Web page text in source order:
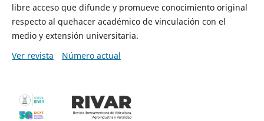
libre acceso que difunde y promueve conocimiento original
respecto al quehacer académico de vinculación con el
medio y extensión universitaria.
Ver revista
Número actual